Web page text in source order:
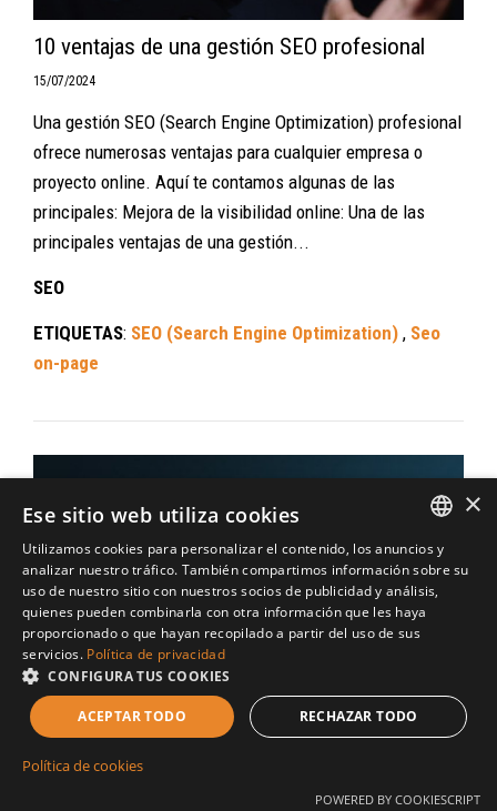
10 ventajas de una gestión SEO profesional
15/07/2024
Una gestión SEO (Search Engine Optimization) profesional
ofrece numerosas ventajas para cualquier empresa o
proyecto online. Aquí te contamos algunas de las
principales: Mejora de la visibilidad online: Una de las
principales ventajas de una gestión...
SEO
ETIQUETAS: SEO (Search Engine Optimization) , Seo
on-page
SPANISH
CATALAN
×
Ese sitio web utiliza cookies
Utilizamos cookies para personalizar el contenido, los anuncios y
analizar nuestro tráfico. También compartimos información sobre su
uso de nuestro sitio con nuestros socios de publicidad y análisis,
quienes pueden combinarla con otra información que les haya
proporcionado o que hayan recopilado a partir del uso de sus
servicios. Política de privacidad
CONFIGURA TUS COOKIES
ACEPTAR TODO RECHAZAR TODO
Política de cookies
POWERED BY COOKIESCRIPT